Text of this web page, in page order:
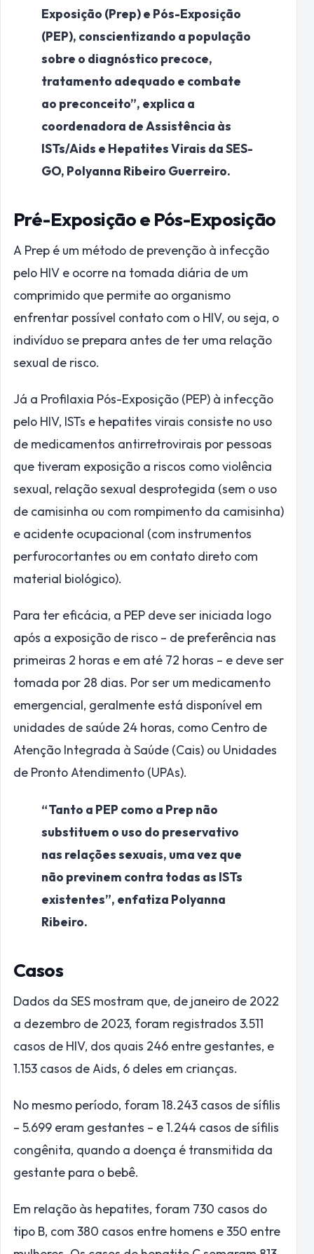
Exposição (Prep) e Pós-Exposição
(PEP), conscientizando a população
sobre o diagnóstico precoce,
tratamento adequado e combate
ao preconceito”, explica a
coordenadora de Assistência às
ISTs/Aids e Hepatites Virais da SES-
GO, Polyanna Ribeiro Guerreiro.
Pré-Exposição e Pós-Exposição
A Prep é um método de prevenção à infecção
pelo HIV e ocorre na tomada diária de um
comprimido que permite ao organismo
enfrentar possível contato com o HIV, ou seja, o
indivíduo se prepara antes de ter uma relação
sexual de risco.
Já a Profilaxia Pós-Exposição (PEP) à infecção
pelo HIV, ISTs e hepatites virais consiste no uso
de medicamentos antirretrovirais por pessoas
que tiveram exposição a riscos como violência
sexual, relação sexual desprotegida (sem o uso
de camisinha ou com rompimento da camisinha)
e acidente ocupacional (com instrumentos
perfurocortantes ou em contato direto com
material biológico).
Para ter eficácia, a PEP deve ser iniciada logo
após a exposição de risco – de preferência nas
primeiras 2 horas e em até 72 horas – e deve ser
tomada por 28 dias. Por ser um medicamento
emergencial, geralmente está disponível em
unidades de saúde 24 horas, como Centro de
Atenção Integrada à Saúde (Cais) ou Unidades
de Pronto Atendimento (UPAs).
“Tanto a PEP como a Prep não
substituem o uso do preservativo
nas relações sexuais, uma vez que
não previnem contra todas as ISTs
existentes”, enfatiza Polyanna
Ribeiro.
Casos
Dados da SES mostram que, de janeiro de 2022
a dezembro de 2023, foram registrados 3.511
casos de HIV, dos quais 246 entre gestantes, e
1.153 casos de Aids, 6 deles em crianças.
No mesmo período, foram 18.243 casos de sífilis
– 5.699 eram gestantes – e 1.244 casos de sífilis
congênita, quando a doença é transmitida da
gestante para o bebê.
Em relação às hepatites, foram 730 casos do
tipo B, com 380 casos entre homens e 350 entre